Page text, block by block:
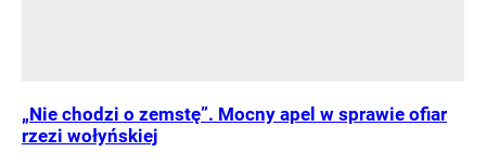
„Nie chodzi o zemstę”. Mocny apel w sprawie ofiar
rzezi wołyńskiej